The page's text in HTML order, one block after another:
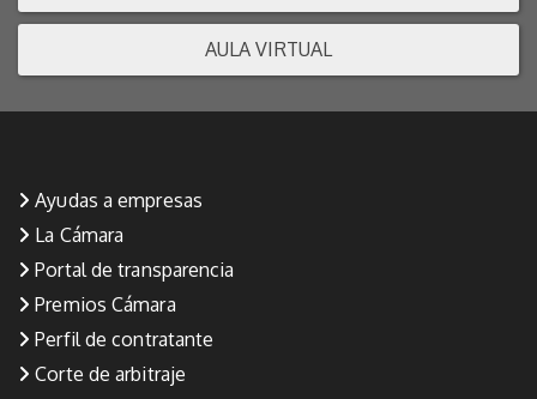
AULA VIRTUAL
Ayudas a empresas
La Cámara
Portal de transparencia
Premios Cámara
Perfil de contratante
Corte de arbitraje